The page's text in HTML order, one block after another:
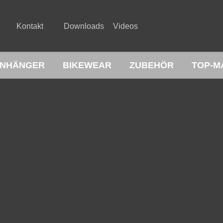
Kontakt Downloads Videos
BIKEWEAR ZUBEHÖR TOP-